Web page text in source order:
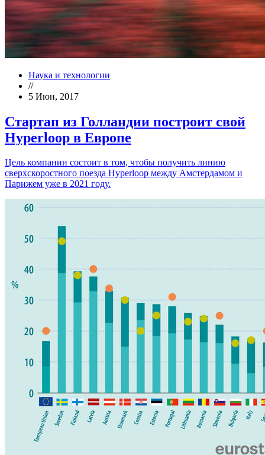
Наука и технологии
//
5 Июн, 2017
Стартап из Голландии построит свой
Hyperloop в Европе
Цель компании состоит в том, чтобы получить линию
сверхскоростного поезда Hyperloop между Амстердамом и
Парижем уже в 2021 году.